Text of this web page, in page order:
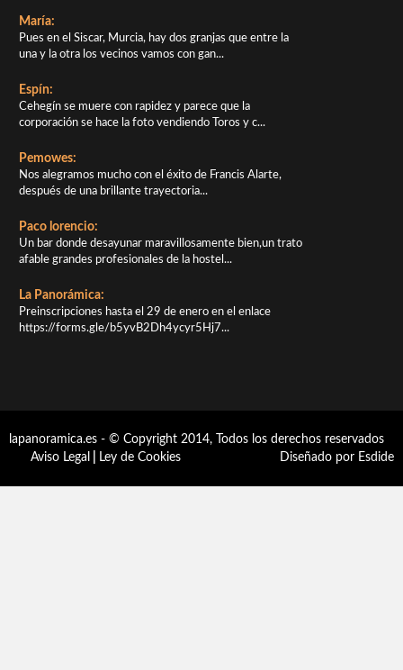
María:
Pues en el Siscar, Murcia, hay dos granjas que entre la
una y la otra los vecinos vamos con gan...
Espín:
Cehegín se muere con rapidez y parece que la
corporación se hace la foto vendiendo Toros y c...
Pemowes:
Nos alegramos mucho con el éxito de Francis Alarte,
después de una brillante trayectoria...
Paco lorencio:
Un bar donde desayunar maravillosamente bien,un trato
afable grandes profesionales de la hostel...
La Panorámica:
Preinscripciones hasta el 29 de enero en el enlace
https://forms.gle/b5yvB2Dh4ycyr5Hj7...
lapanoramica.es - © Copyright 2014, Todos los derechos reservados
Aviso Legal
Ley de Cookies Diseñado por Esdide